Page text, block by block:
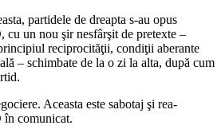
partidele de dreapta s-au opus
cu un nou şir nesfârşit de pretexte –
reciprocităţii, condiţii aberante
– schimbate de la o zi la alta, după cum
Aceasta este sabotaj şi rea-
în comunicat.